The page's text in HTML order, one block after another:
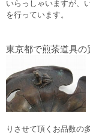
いらっしゃいますが、
を行っています。
東京都で煎茶道具の
りさせて頂くお品数の